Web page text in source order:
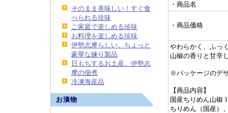
そのまま美味しい！すぐ食
べられる珍味
ご家庭で楽しめる珍味
お料理を楽しめる珍味
伊勢志摩らしい、ちょっと
豪華な練り製品
日もちするお土産。伊勢志
摩の佃煮
冷凍海産品
お漬物
・商品名
・商品価格
やわらかく、ふっ
山椒の香りと甘辛
※パッケージのデ
【商品内容】
国産ちりめん山椒
ちりめん（国産）